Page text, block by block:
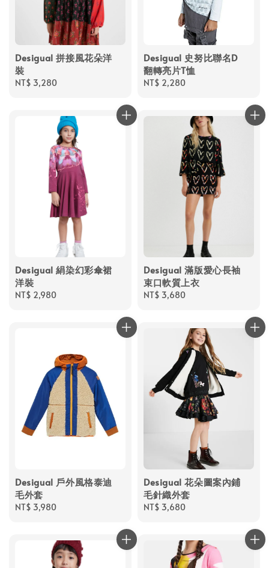
Desigual 拼接風花朵洋
裝
Regular
NT$ 3,280
Desigual 史努比聯名D
翻轉亮片T恤
Regular
NT$ 2,280
Desigual 絹染幻彩傘裙
洋裝
Regular
NT$ 2,980
Desigual 滿版愛心長袖
束口軟質上衣
Regular
NT$ 3,680
Desigual 戶外風格泰迪
毛外套
Regular
NT$ 3,980
Desigual 花朵圖案內鋪
毛針織外套
Regular
NT$ 3,680